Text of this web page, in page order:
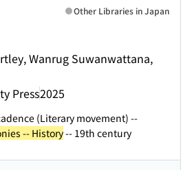
Wanrug Suwanwattana,
Press2025
Other Libraries in Japan
(Literary movement) --
-- History-- 19th century